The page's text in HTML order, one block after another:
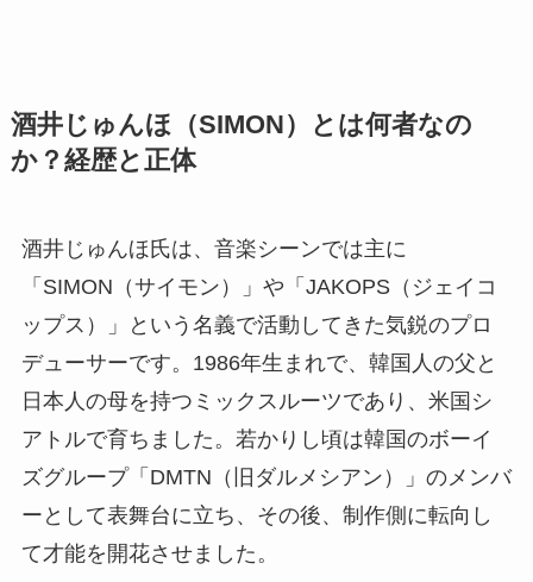
酒井じゅんほ（SIMON）とは何者なの
か？経歴と正体
酒井じゅんほ氏は、音楽シーンでは主に
「SIMON（サイモン）」や「JAKOPS（ジェイコ
ップス）」という名義で活動してきた気鋭のプロ
デューサーです。1986年生まれで、韓国人の父と
日本人の母を持つミックスルーツであり、米国シ
アトルで育ちました。若かりし頃は韓国のボーイ
ズグループ「DMTN（旧ダルメシアン）」のメンバ
ーとして表舞台に立ち、その後、制作側に転向し
て才能を開花させました。